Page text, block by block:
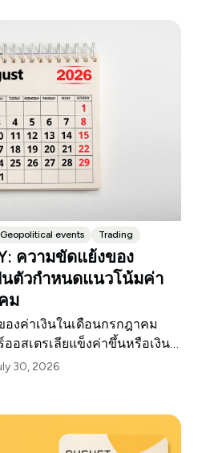
Geopolitical events Trading
ความขัดแย้งของ
นตัวกำหนดแนวโน้มค่า
ม
งค่าเงินในเดือนกรกฎาคม
อสเตรเลียแข็งค่าขึ้นหรือเงิน
เท่านั้น
30, 2026